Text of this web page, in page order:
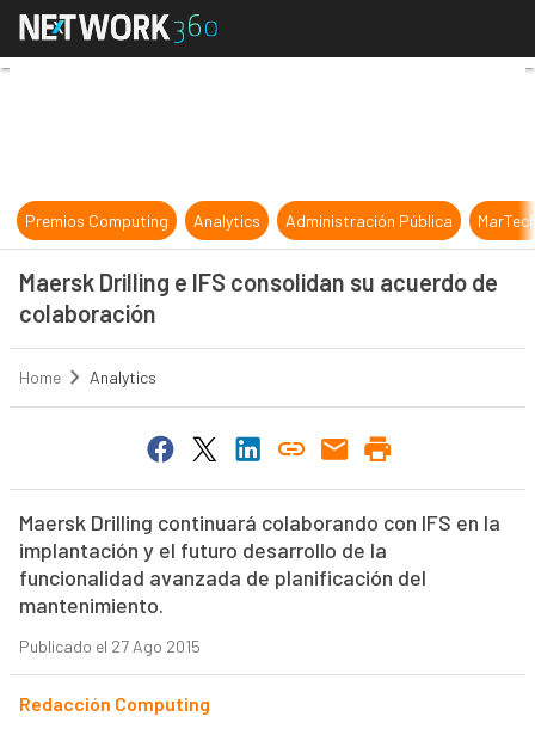
Maersk Drilling e IFS consolidan
Premios Computing Analytics Administración Pública
Maersk Drilling e IFS consolidan su acuerdo de
colaboración
Home Analytics
Maersk Drilling continuará colaborando con IFS en la
implantación y el futuro desarrollo de la
funcionalidad avanzada de planificación del
mantenimiento.
Publicado el 27 Ago 2015
Redacción Computing